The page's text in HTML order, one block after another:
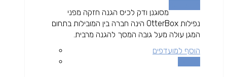
מסוגנן ודק לכיס הגנה חזקה מפני
נפילות OtterBox הינה חברה בין המובילות בתחום
המגן עולה מעל גובה המסך להגנה מרבית.
הוסף למועדפים